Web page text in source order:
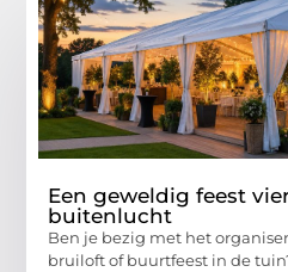
Een geweldig feest
buitenlucht
Ben je bezig met het
bruiloft of buurtfeest in de